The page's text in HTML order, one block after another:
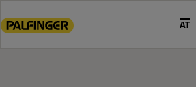
to
AT